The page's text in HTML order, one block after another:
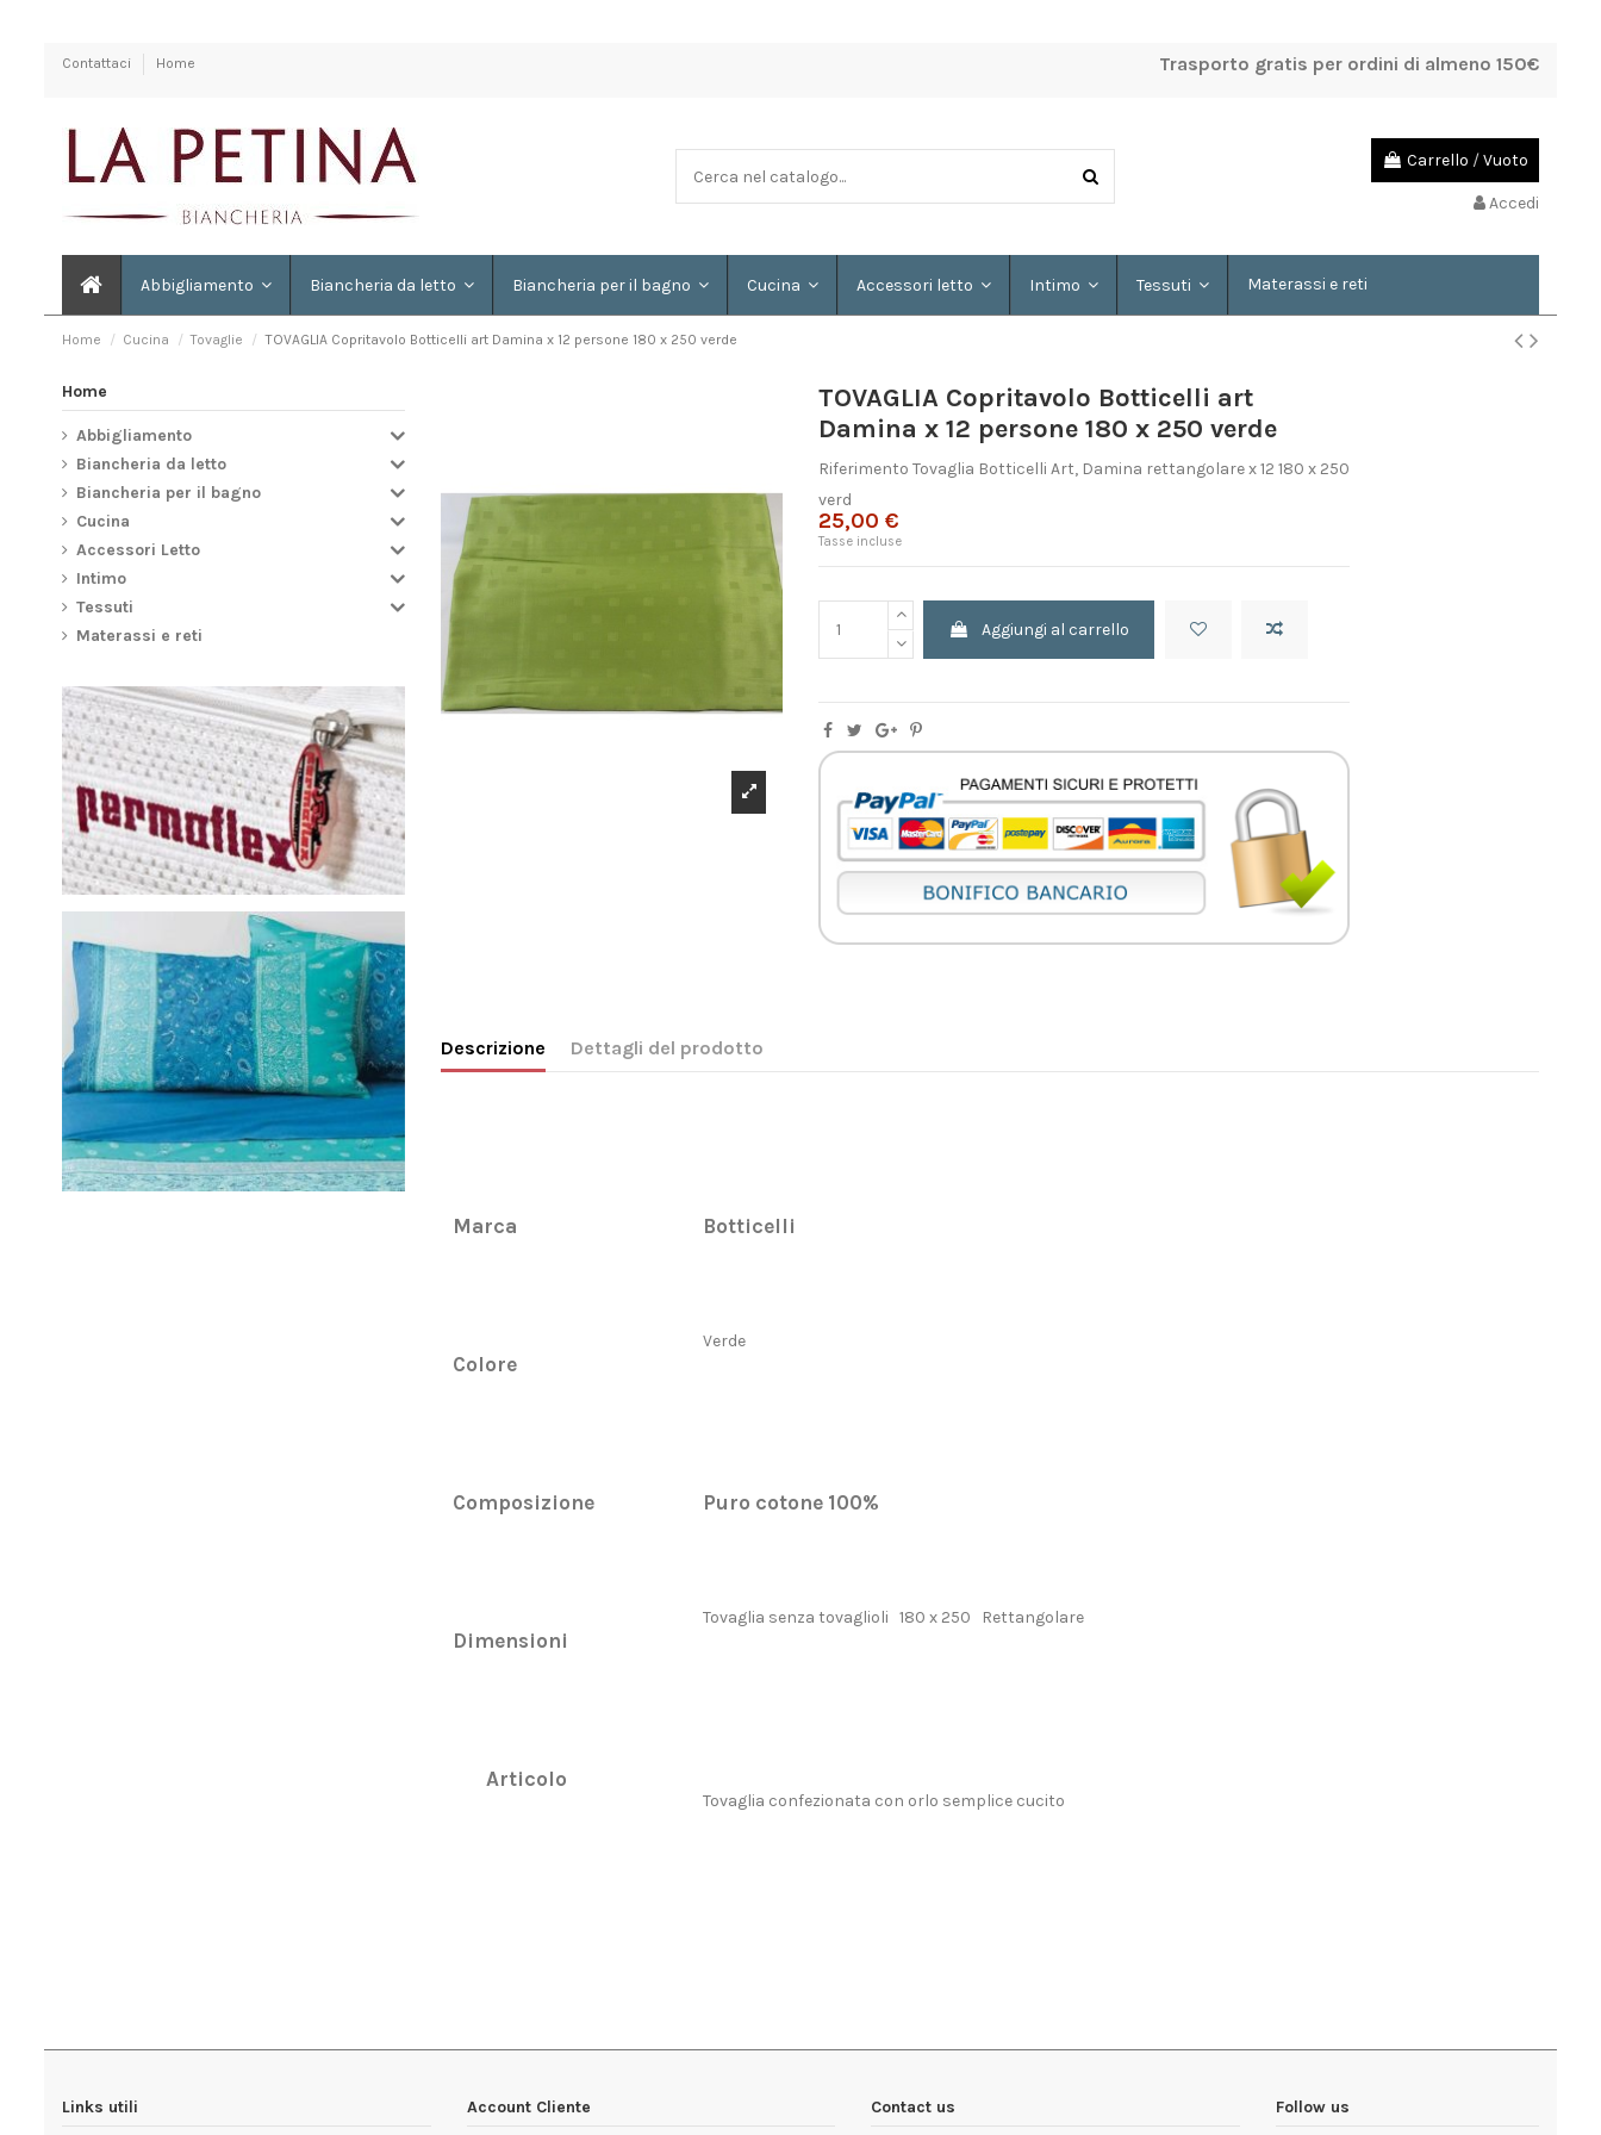
Contattaci Home Trasporto gratis per ordini di almeno 150€
Carrello /Vuoto
Accedi
Abbigliamento Biancheria da letto Biancheria per il bagno Cucina Accessori letto Intimo Tessuti Materassi e reti
Home Cucina Tovaglie TOVAGLIA Copritavolo Botticelli art Damina x 12 persone 180 x 250 verde
TOVAGLIA Copritavolo Botticelli art
Damina x 12 persone 180 x 250 verde
Riferimento Tovaglia Botticelli Art, Damina rettangolare x 12 180 x 250
verd
25,00 €
Tasse incluse
Aggiungi al carrello
Descrizione Dettagli del prodotto
Marca Botticelli
Colore
Verde
Composizione Puro cotone 100%
Dimensioni
Tovaglia senza tovaglioli 180 x 250 Rettangolare
Articolo
Tovaglia confezionata con orlo semplice cucito
Home
Abbigliamento
Biancheria da letto
Biancheria per il bagno
Cucina
Accessori Letto
Intimo
Tessuti
Materassi e reti
Links utili Account Cliente Contact us Follow us